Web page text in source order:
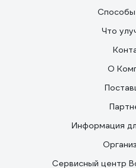
Что
О
Информация
Сервисный центр